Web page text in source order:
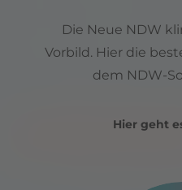
Die Neue NDW
Vorbild. Hier die
dem NDW-
Hier geht